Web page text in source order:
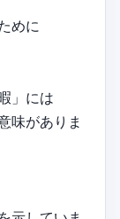
めに
」には
味がありま